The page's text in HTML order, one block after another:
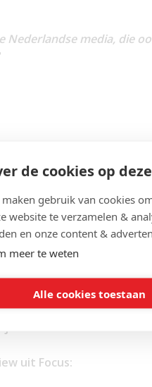
de cookies op
maken gebruik van cookies
website te verzamelen &
en onze content &
meer te weten
Alle cookies toestaan
Nederlandse media, die
2018 al actief waren
Als er meerdere
uit Focus: